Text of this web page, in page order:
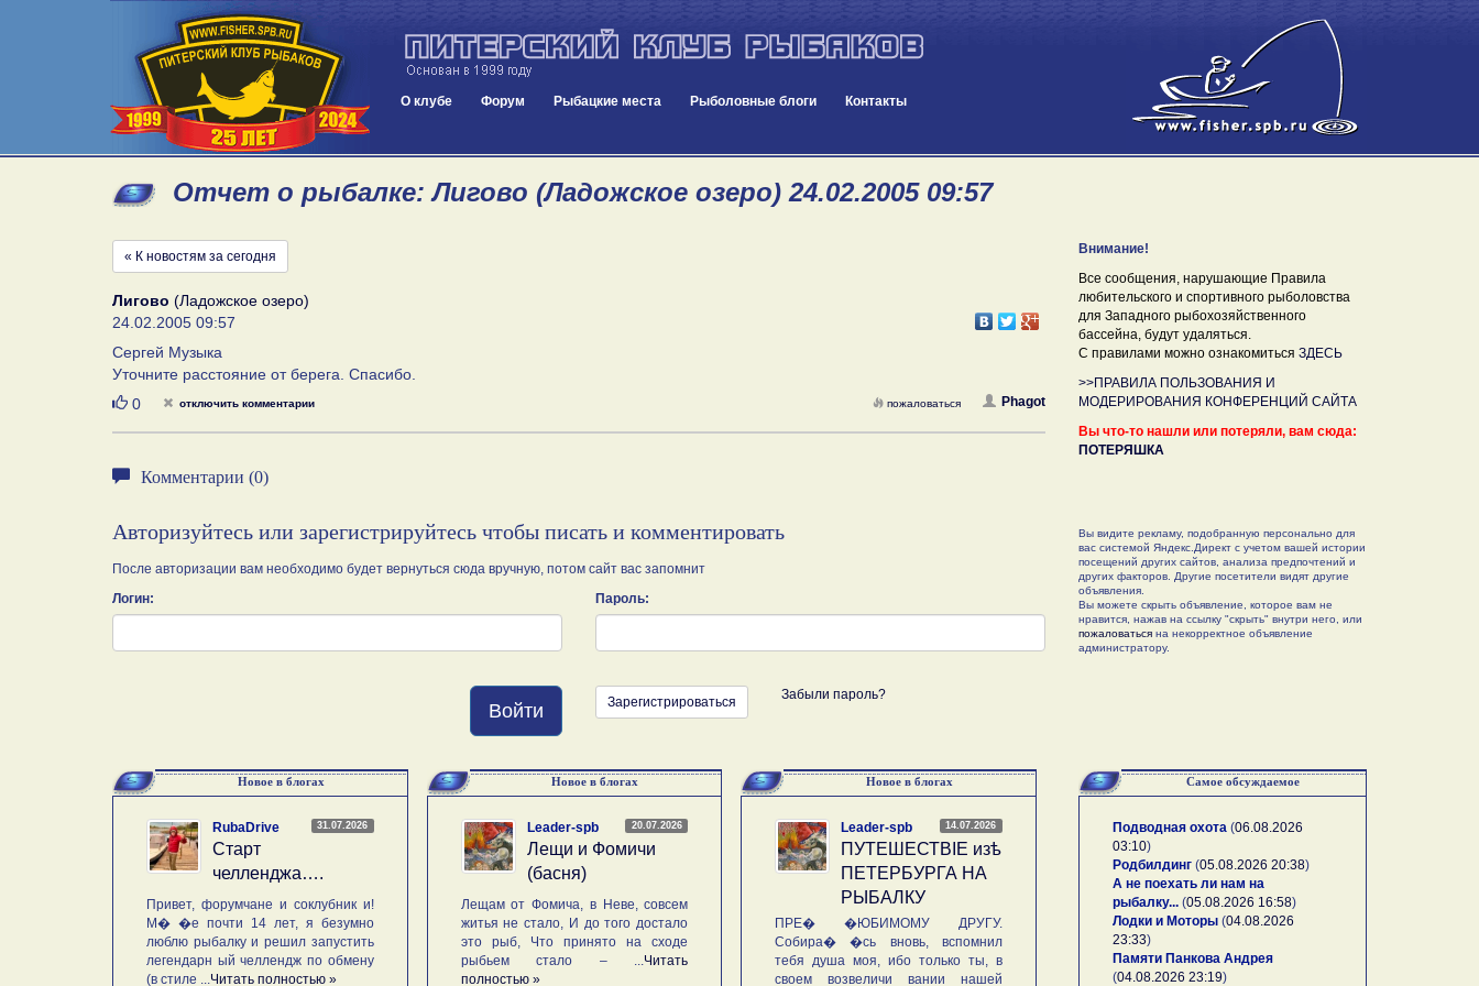
О клубе Форум Рыбацкие места Рыболовные блоги Контакты
Отчет о рыбалке: Лигово (Ладожское озеро) 24.02.2005 09:57
« К новостям за сегодня
Лигово (Ладожское озеро)
24.02.2005 09:57
Сергей Музыка
Уточните расстояние от берега. Спасибо.
Нравится
0 отключить комментарии Phagot
пожаловаться
Комментарии (0)
Авторизуйтесь или зарегистрируйтесь чтобы писать и комментировать
После авторизации вам необходимо будет вернуться сюда вручную, потом сайт вас запомнит
Логин:
Пароль:
Войти Зарегистрироваться Забыли пароль?
Внимание!
Все сообщения, нарушающие Правила
любительского и спортивного рыболовства
для Западного рыбохозяйственного
бассейна, будут удаляться.
С правилами можно ознакомиться ЗДЕСЬ
>>ПРАВИЛА ПОЛЬЗОВАНИЯ И
МОДЕРИРОВАНИЯ КОНФЕРЕНЦИЙ САЙТА
Вы что-то нашли или потеряли, вам сюда:
ПОТЕРЯШКА
Вы видите рекламу, подобранную персонально для
вас системой Яндекс.Директ с учетом вашей истории
посещений других сайтов, анализа предпочтений и
других факторов. Другие посетители видят другие
объявления.
Вы можете скрыть объявление, которое вам не
нравится, нажав на ссылку "скрыть" внутри него, или
пожаловатьсяна некорректное объявление
администратору.
Новое в блогах
31.07.2026
RubaDrive
Старт
челленджа….
Привет, форумчане и соклубник и!
М� �е почти 14 лет, я безумно
люблю рыбалку и решил запустить
легендарн ый челлендж по обмену
(в стиле ...Читать полностью »
Новое в блогах
20.07.2026
Leader-spb
Лещи и Фомичи
(басня)
Лещам от Фомича, в Неве, совсем
житья не стало, И до того достало
это рыб, Что принято на сходе
рыбьем стало – ...Читать
полностью »
Новое в блогах
14.07.2026
Leader-spb
ПУТЕШЕСТВIE изѣ
ПЕТЕРБУРГА НА
РЫБАЛКУ
ПРЕ� �ЮБИМОМУ ДРУГУ.
Собира� �сь вновь, вспомнил
тебя душа моя, ибо только ты, в
своем возвеличи вании нашей
Самое обсуждаемое
Подводная охота(06.08.2026
03:10)
Родбилдинг(05.08.2026 20:38)
А не поехать ли нам на
рыбалку...(05.08.2026 16:58)
Лодки и Моторы(04.08.2026
23:33)
Памяти Панкова Андрея
(04.08.2026 23:19)